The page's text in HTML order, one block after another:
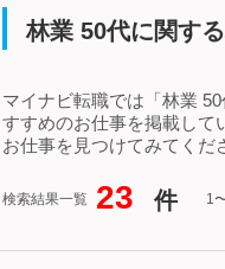
林業 50代に関す
マイナビ転職では「林業
すすめのお仕事を掲載して
お仕事を見つけてみてくだ
検索結果一覧 23 件 1